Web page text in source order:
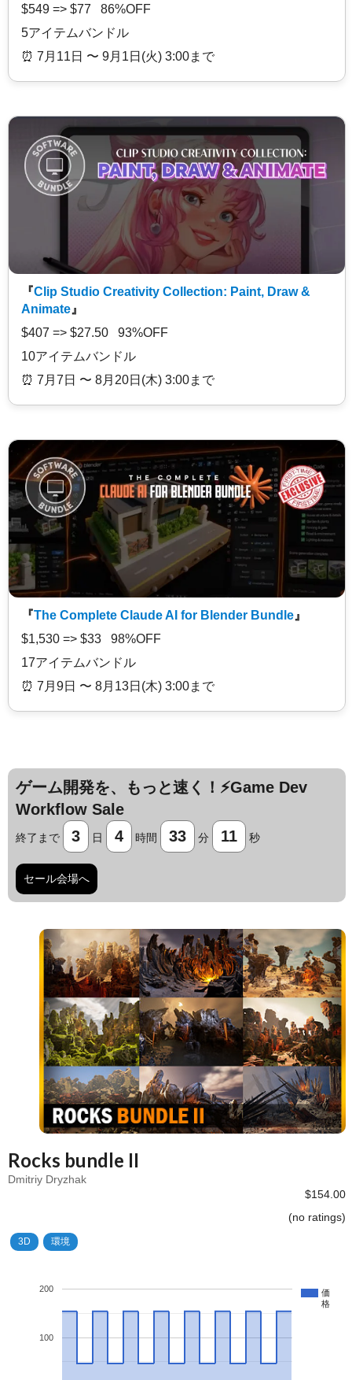
$549 => $77 86%OFF
5アイテムバンドル
⏰️ 7月11日 〜 9月1日(火) 3:00まで
『Clip Studio Creativity Collection: Paint, Draw &
Animate 』
$407 => $27.50 93%OFF
10アイテムバンドル
⏰️ 7月7日 〜 8月20日(木) 3:00まで
『The Complete Claude AI for Blender Bundle 』
$1,530 => $33 98%OFF
17アイテムバンドル
⏰️ 7月9日 〜 8月13日(木) 3:00まで
ゲーム開発を、もっと速く！⚡️Game Dev
Workflow Sale
終了まで 3 日 4 時間 33 分 10 秒
セール会場へ
Rocks bundle II
Dmitriy Dryzhak
$154.00
(no ratings)
3D 環境
価
格
100
200